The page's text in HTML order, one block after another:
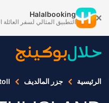
Halalbooking
التطبيق المثالي لسفر العائلة
الرئيسية جزر المالديف